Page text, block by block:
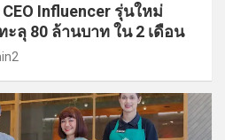
Influencer รุ่นใหม่
ลุ 80 ล้านบาท ใน 2 เดือน